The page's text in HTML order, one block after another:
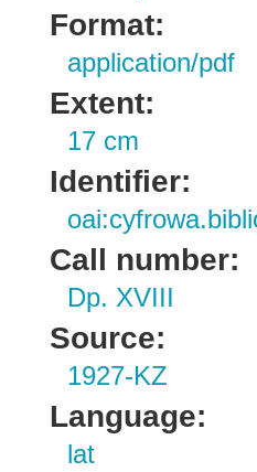
Format:
application/pdf
Extent:
17 cm
Identifier:
Call number:
Dp. XVIII
Source:
1927-KZ
Language:
lat